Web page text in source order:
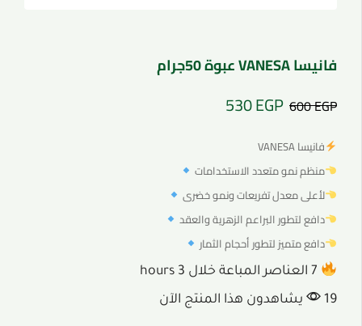
فانيسا VANESA عبوة 50جرام
600EGP
530EGP
فانيسا VANESA
منظم نمو متعدد الاستخدامات
لأعلى معدل تفريعات ونمو خضرى
دافع لتطور البراعم الزهرية والعقد
دافع متميز لتطور أحجام الثمار
19 يشاهدون هذا المنتج الآن